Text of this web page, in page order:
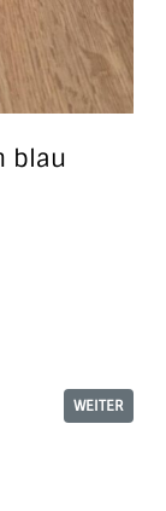
blau
WEITER